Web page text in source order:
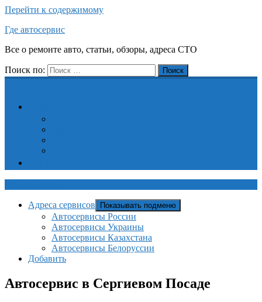
Перейти к содержимому
Где автосервис
Все о ремонте авто, статьи, обзоры, адреса СТО
Поиск по: Поиск
Адреса сервисов Показывать подменю
Автосервисы России
Автосервисы Украины
Автосервисы Казахстана
Автосервисы Белоруссии
Добавить
Автосервис в Сергиевом Посаде